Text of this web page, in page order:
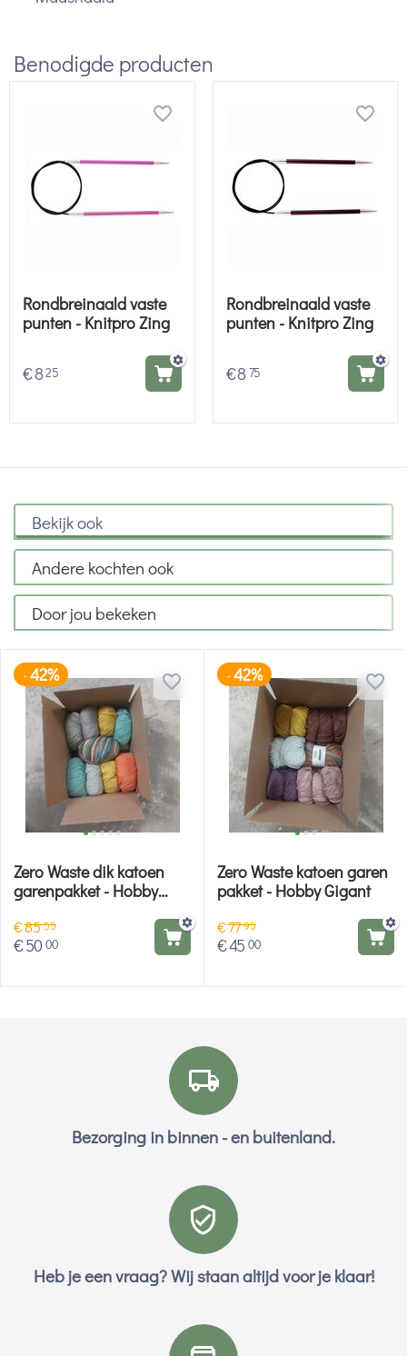
Benodigde producten
Rondbreinaald vaste
punten - Knitpro Zing
€825
Rondbreinaald vaste
punten - Knitpro Zing
€8 75
Bekijk ook
Andere kochten ook
Door jou bekeken
-42%
Zero Waste dik katoen
garenpakket - Hobby
€8555
€5000
-42%
Zero Waste katoen garen
pakket - Hobby Gigant
€7795
€45 00
Bezorging in binnen - en buitenland.
Heb je een vraag? Wij staan altijd voor je klaar!